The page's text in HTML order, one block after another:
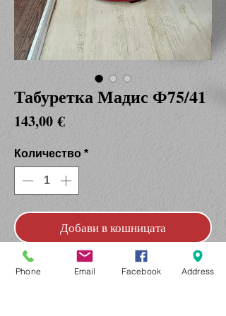
Табуретка Мадис Ф75/41
143,00 €Цена
Количество *
Добави в кошницата
Купете сега
Phone Email Facebook Address